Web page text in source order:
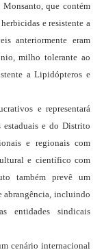
que contém
e resistente a
anteriormente eram
milho tolerante ao
a Lipidópteros e
e representará
estaduais e do Distrito
e regionais com
e científico com
também prevê um
abrangência, incluindo
entidades sindicais
cenário internacional